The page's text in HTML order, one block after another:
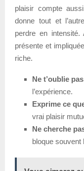
plaisir compte
donne tout et
perdre en
présente et
riche.
Ne t’oublie pas
l’expérience.
Exprime ce
vrai plaisir
Ne cherche
bloque souvent